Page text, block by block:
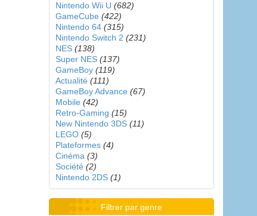
Nintendo Wii U (682)
GameCube (422)
Nintendo 64 (315)
Nintendo Switch 2 (231)
NES (138)
Super NES (137)
GameBoy (119)
Actualité (111)
GameBoy Advance (67)
Mobile (42)
Retro-Gaming (15)
New Nintendo 3DS (11)
LEGO (5)
Plateformes (4)
Cinéma (3)
Société (2)
Nintendo 2DS (1)
Filtrer par genre